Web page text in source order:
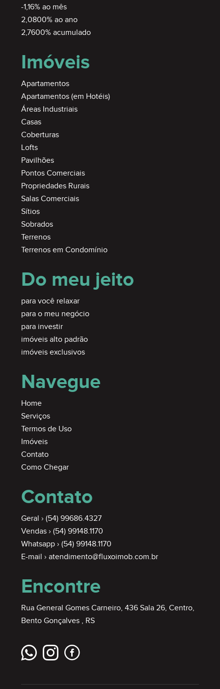
-1,16% ao mês
2,0800% ao ano
2,7600% acumulado
Imóveis
Apartamentos
Apartamentos (em Hotéis)
Áreas Industriais
Casas
Coberturas
Lofts
Pavilhões
Pontos Comerciais
Propriedades Rurais
Salas Comerciais
Sítios
Sobrados
Terrenos
Terrenos em Condomínio
Do meu jeito
para você relaxar
para o meu negócio
para investir
imóveis alto padrão
imóveis exclusivos
Navegue
Home
Serviços
Termos de Uso
Imóveis
Contato
Como Chegar
Contato
Geral › (54) 99686.4327
Vendas › (54) 99148.1170
Whatsapp › (54) 99148.1170
E-mail › atendimento@fluxoimob.com.br
Encontre
Rua General Gomes Carneiro, 436 Sala 26, Centro,
Bento Gonçalves , RS